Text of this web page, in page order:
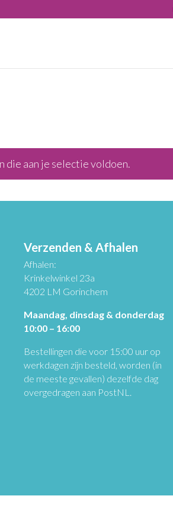
die aan je selectie voldoen.
Verzenden & Afhalen
Afhalen:
Krinkelwinkel 23a
4202 LM Gorinchem
Maandag, dinsdag & donderdag
10:00 – 16:00
Bestellingen die voor 15:00 uur op
werkdagen zijn besteld, worden (in
de meeste gevallen) dezelfde dag
overgedragen aan PostNL.